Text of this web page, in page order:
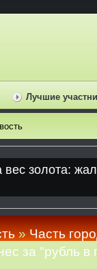
Лучшие
»Часть
за "рубль в